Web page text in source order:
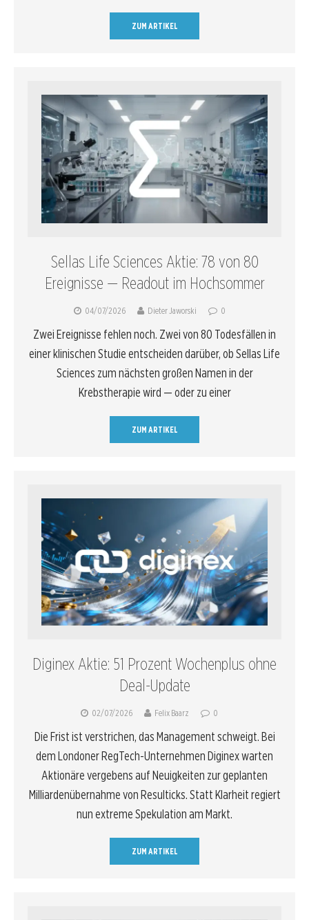
ZUM ARTIKEL
Sellas Life Sciences Aktie: 78 von 80
Ereignisse — Readout im Hochsommer
04/07/2026 Dieter Jaworski 0
Zwei Ereignisse fehlen noch. Zwei von 80 Todesfällen in
einer klinischen Studie entscheiden darüber, ob Sellas Life
Sciences zum nächsten großen Namen in der
Krebstherapie wird — oder zu einer
ZUM ARTIKEL
Diginex Aktie: 51 Prozent Wochenplus ohne
Deal-Update
02/07/2026 Felix Baarz 0
Die Frist ist verstrichen, das Management schweigt. Bei
dem Londoner RegTech-Unternehmen Diginex warten
Aktionäre vergebens auf Neuigkeiten zur geplanten
Milliardenübernahme von Resulticks. Statt Klarheit regiert
nun extreme Spekulation am Markt.
ZUM ARTIKEL